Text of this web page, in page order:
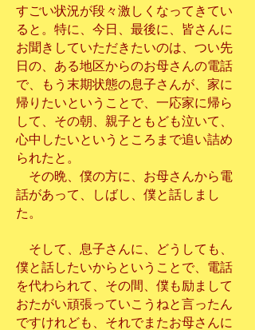
すごい状況が段々激しくなってきてい
ると。特に、今日、最後に、皆さんに
お聞きしていただきたいのは、つい先
日の、ある地区からのお母さんの電話
で、もう末期状態の息子さんが、家に
帰りたいということで、一応家に帰ら
して、その朝、親子ともども泣いて、
心中したいというところまで追い詰め
られたと。
その晩、僕の方に、お母さんから電
話があって、しばし、僕と話しまし
た。
そして、息子さんに、どうしても、
僕と話したいからということで、電話
を代わられて、その間、僕も励まして
おたがい頑張っていこうねと言ったん
ですけれども、それでまたお母さんに